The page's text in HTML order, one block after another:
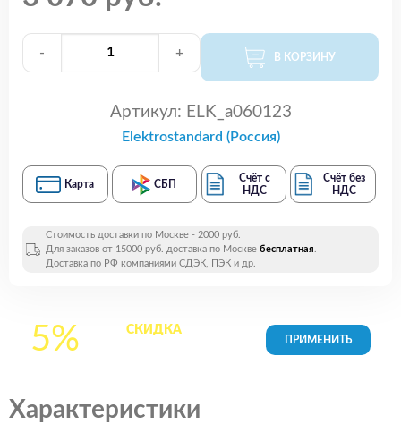
- + В КОРЗИНУ
Артикул: ELK_a060123
Elektrostandard (Россия)
Карта СБП
Счёт с
НДС
Счёт без
НДС
Стоимость доставки по Москве - 2000 руб.
Для заказов от 15000 руб. доставка по Москве бесплатная.
Доставка по РФ компаниями СДЭК, ПЭК и др.
5% СКИДКАна все
Характеристики